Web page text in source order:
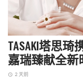
TASAKI塔思
嘉瑞臻献全新
access_time 2 天前